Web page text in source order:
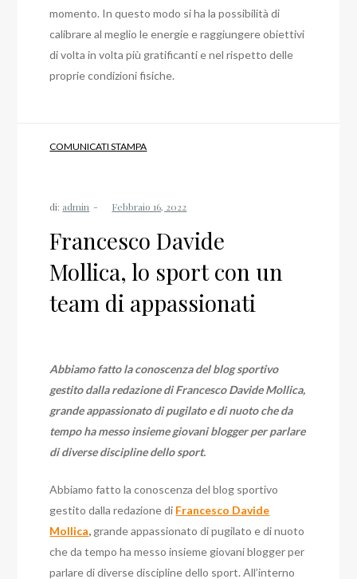
momento. In questo modo si ha la possibilità di
calibrare al meglio le energie e raggiungere obiettivi
di volta in volta più gratificanti e nel rispetto delle
proprie condizioni fisiche.
COMUNICATI STAMPA
di: admin
Francesco Davide
Mollica, lo sport con un
team di appassionati
Abbiamo fatto la conoscenza del blog sportivo
gestito dalla redazione di Francesco Davide Mollica,
grande appassionato di pugilato e di nuoto che da
tempo ha messo insieme giovani blogger per parlare
di diverse discipline dello sport.
Abbiamo fatto la conoscenza del blog sportivo
gestito dalla redazione di Francesco Davide
Mollica, grande appassionato di pugilato e di nuoto
che da tempo ha messo insieme giovani blogger per
parlare di diverse discipline dello sport. All’interno